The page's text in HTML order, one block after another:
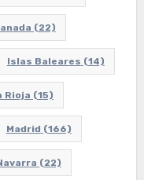
(22)
Islas Baleares (14)
Rioja (15)
Madrid (166)
(22)